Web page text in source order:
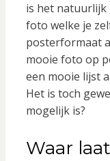
is het natuurlijk
foto welke je
posterformaat
mooie foto op
een mooie lijst
Het is toch
mogelijk is?
Waar